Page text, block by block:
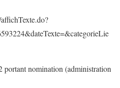
portant nomination (administration